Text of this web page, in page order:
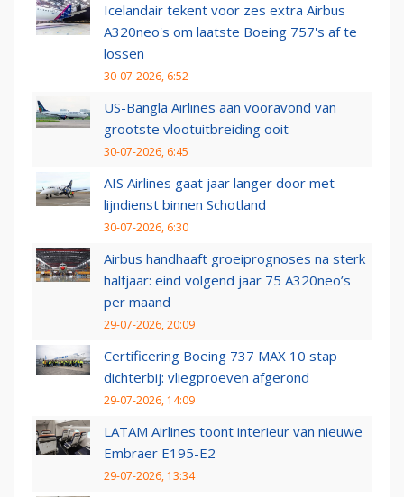
Icelandair tekent voor zes extra Airbus
A320neo's om laatste Boeing 757's af te
lossen
30-07-2026, 6:52
US-Bangla Airlines aan vooravond van
grootste vlootuitbreiding ooit
30-07-2026, 6:45
AIS Airlines gaat jaar langer door met
lijndienst binnen Schotland
30-07-2026, 6:30
Airbus handhaaft groeiprognoses na sterk
halfjaar: eind volgend jaar 75 A320neo’s
per maand
29-07-2026, 20:09
Certificering Boeing 737 MAX 10 stap
dichterbij: vliegproeven afgerond
29-07-2026, 14:09
LATAM Airlines toont interieur van nieuwe
Embraer E195-E2
29-07-2026, 13:34